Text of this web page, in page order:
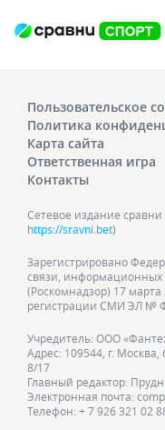
Пользовательское
Политика
Карта сайта
Ответственная игра
Контакты
Сетевое издание сравни
https://sravni.bet)
Зарегистрировано
связи, информационных
(Роскомнадзор) 17 марта
регистрации СМИ ЭЛ №
Учредитель: ООО
Адрес: 109544, г.
8/17
Главный редактор:
Электронная почта:
Телефон: + 7 926 321 02